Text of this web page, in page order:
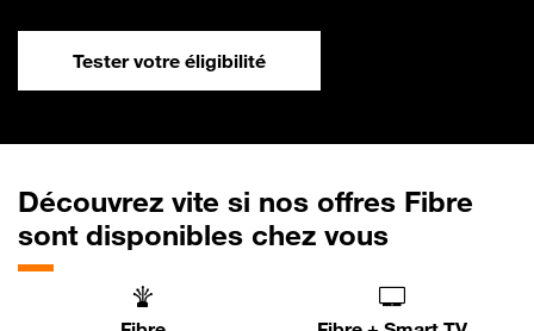
Tester votre éligibilité
Découvrez vite si nos offres Fibre
sont disponibles chez vous